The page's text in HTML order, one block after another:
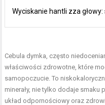
Wyciskanie hantli zza
Cebula dymka, często
właściwości zdrowotne, które
samopoczucie. To
minerały, nie tylko dodaje
układ odpornościowy oraz